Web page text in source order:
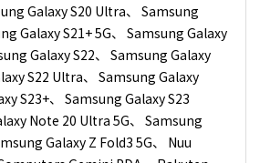
Galaxy S20 Ultra、 Samsung
Galaxy S21+ 5G、 Samsung Galaxy
Galaxy S22、 Samsung Galaxy
S22 Ultra、 Samsung Galaxy
S23+、 Samsung Galaxy S23
Note 20 Ultra 5G、 Samsung
Galaxy Z Fold3 5G、 Nuu